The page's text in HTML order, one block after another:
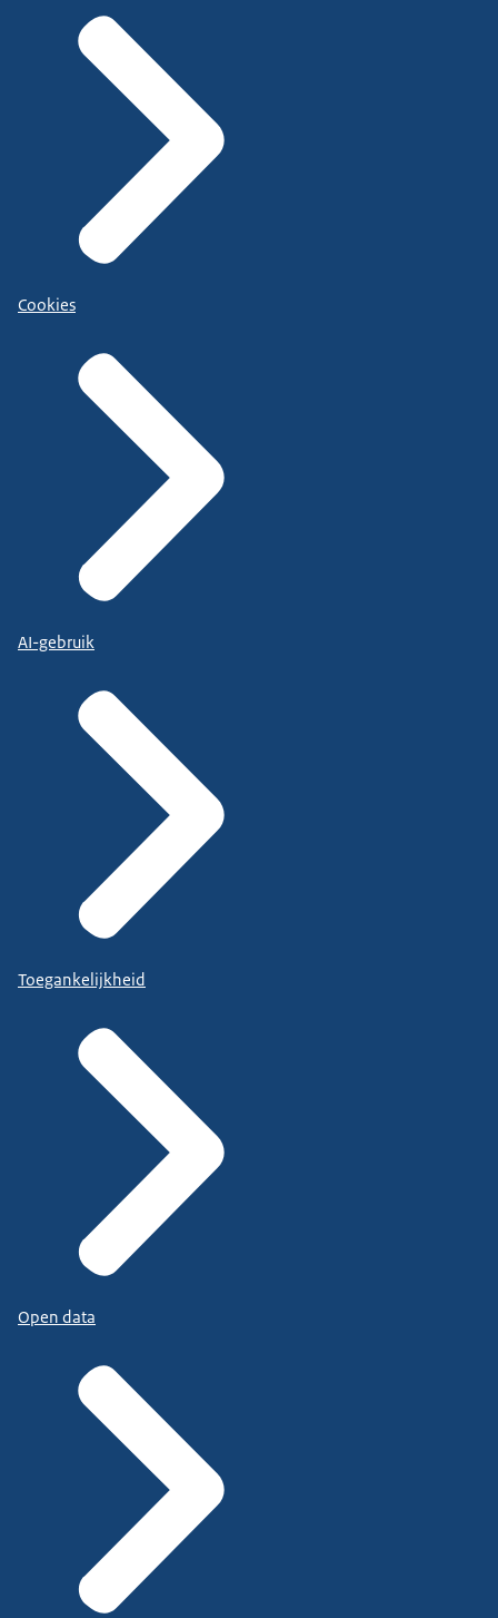
Cookies
AI-gebruik
Toegankelijkheid
Open data